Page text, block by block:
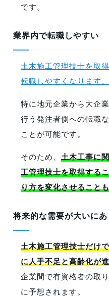
です。
業界内で転職しやすい
土木施工管理技士を取
転職しやすくなります。
特に地元企業から大企
行う発注者側への転職
ことが可能です。
そのため、 土木工事に
工管理技士を取得する
り方を変化させること
将来的な需要が大いに
土木施工管理技士だけ
に人手不足と高齢化が
企業間で有資格者の取
に予想されます。